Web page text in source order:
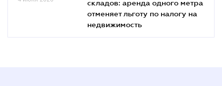
складов: аренда одного метра
отменяет льготу по налогу на
недвижимость